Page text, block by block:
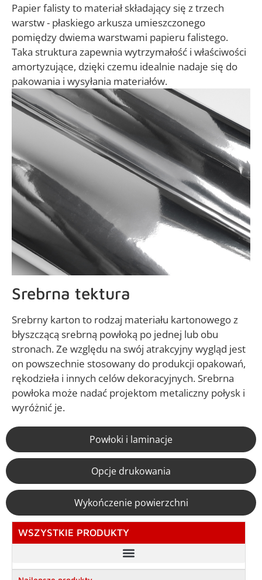
WSZYSTKIE PRODUKTY
Powłoki i laminacje
Opcje drukowania
Wykończenie powierzchni
Papier falisty to materiał składający się z trzech
warstw - płaskiego arkusza umieszczonego
pomiędzy dwiema warstwami papieru falistego.
Taka struktura zapewnia wytrzymałość i właściwości
amortyzujące, dzięki czemu idealnie nadaje się do
pakowania i wysyłania materiałów.
Srebrna tektura
Srebrny karton to rodzaj materiału kartonowego z
błyszczącą srebrną powłoką po jednej lub obu
stronach. Ze względu na swój atrakcyjny wygląd jest
on powszechnie stosowany do produkcji opakowań,
rękodzieła i innych celów dekoracyjnych. Srebrna
powłoka może nadać projektom metaliczny połysk i
wyróżnić je.